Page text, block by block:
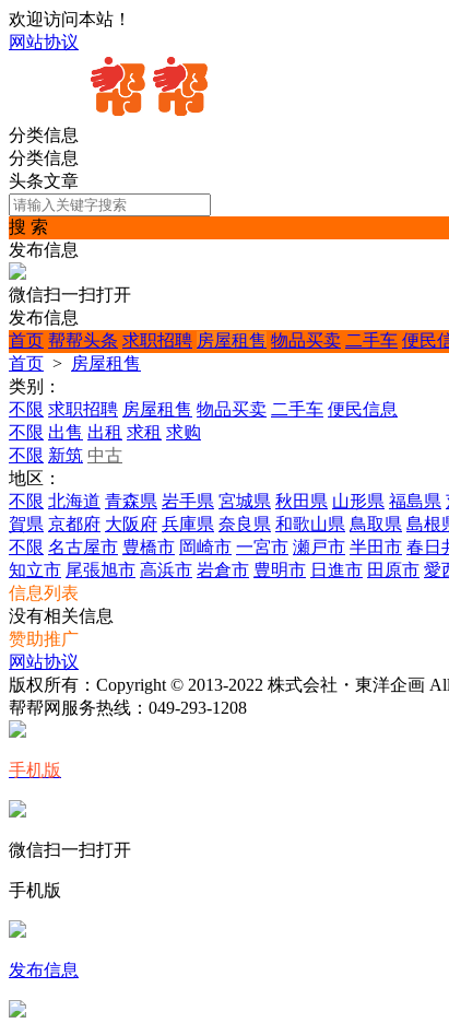
欢迎访问本站！
网站协议
分类信息
分类信息
头条文章
搜 索
发布信息
微信扫一扫打开
发布信息
首页 帮帮头条 求职招聘 房屋租售 物品买卖 二手车 便民
首页 > 房屋租售
类别：
不限 求职招聘 房屋租售 物品买卖 二手车 便民信息
不限 出售 出租 求租 求购
不限 新筑 中古
地区：
不限 北海道 青森県 岩手県 宮城県 秋田県 山形県 福島県
賀県 京都府 大阪府 兵庫県 奈良県 和歌山県 鳥取県 島根
不限 名古屋市 豊橋市 岡崎市 一宮市 瀬戸市 半田市 春日
知立市 尾張旭市 高浜市 岩倉市 豊明市 日進市 田原市 愛
信息列表
没有相关信息
赞助推广
网站协议
版权所有：Copyright © 2013-2022 株式会社・東洋企画 All
帮帮网服务热线： 049-293-1208
手机版
微信扫一扫打开
手机版
发布信息